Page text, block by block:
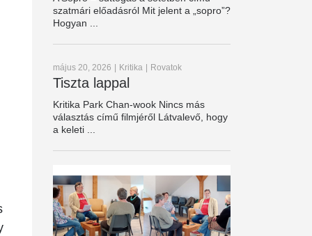
szatmári előadásról Mit jelent a „sopro”?
Hogyan ...
május 20, 2026 | Kritika | Rovatok
Tiszta lappal
Kritika Park Chan-wook Nincs más
választás című filmjéről Látvalevő, hogy
a keleti ...